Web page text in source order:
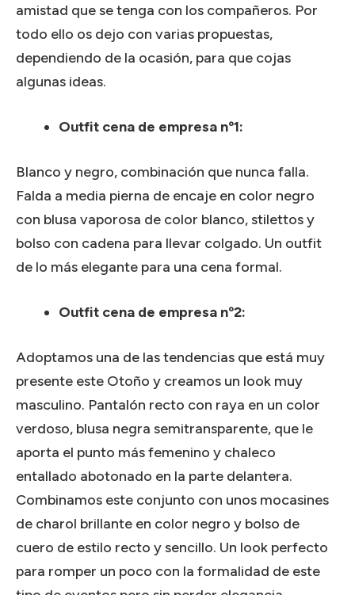
amistad que se tenga con los compañeros. Por
todo ello os dejo con varias propuestas,
dependiendo de la ocasión, para que cojas
algunas ideas.
Outfit cena de empresa nº1:
Blanco y negro, combinación que nunca falla.
Falda a media pierna de encaje en color negro
con blusa vaporosa de color blanco, stilettos y
bolso con cadena para llevar colgado. Un outfit
de lo más elegante para una cena formal.
Outfit cena de empresa nº2:
Adoptamos una de las tendencias que está muy
presente este Otoño y creamos un look muy
masculino. Pantalón recto con raya en un color
verdoso, blusa negra semitransparente, que le
aporta el punto más femenino y chaleco
entallado abotonado en la parte delantera.
Combinamos este conjunto con unos mocasines
de charol brillante en color negro y bolso de
cuero de estilo recto y sencillo. Un look perfecto
para romper un poco con la formalidad de este